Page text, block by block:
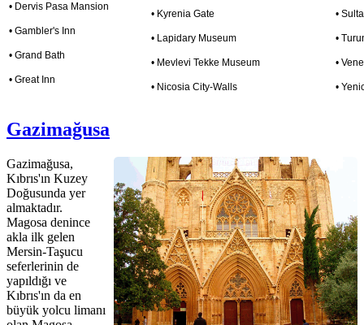
• Dervis Pasa Mansion
• Gambler's Inn
• Grand Bath
• Great Inn
• Kyrenia Gate
• Lapidary Museum
• Mevlevi Tekke Museum
• Nicosia City-Walls
•
•
•
•
Gazimağusa
Gazimağusa,
Kıbrıs'ın Kuzey
Doğusunda yer
almaktadır.
Magosa denince
akla ilk gelen
Mersin-Taşucu
seferlerinin de
yapıldığı ve
Kıbrıs'ın da en
büyük yolcu limanı